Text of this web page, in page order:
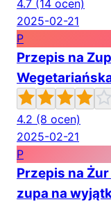
4.7 (14 ocen)
2025-02-21
P
Przepis na
4.2 (8 ocen)
2025-02-21
P
Przepis na Żur
zupa na